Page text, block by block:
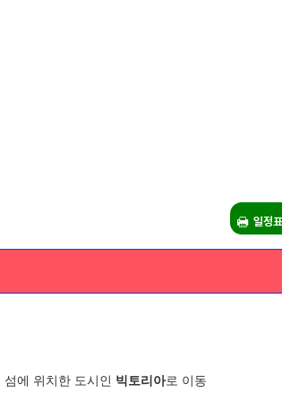
일정
섬에 위치한 도시인 빅토리아로 이동